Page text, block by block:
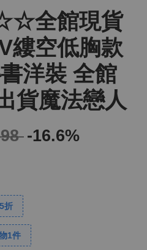
全館現貨
縷空低胸款
洋裝 全館
貨魔法戀人
-16.6%
折
1件